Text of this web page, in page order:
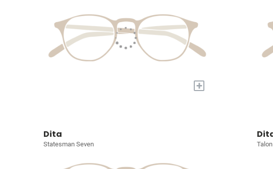
+
Dita
Statesman Seven